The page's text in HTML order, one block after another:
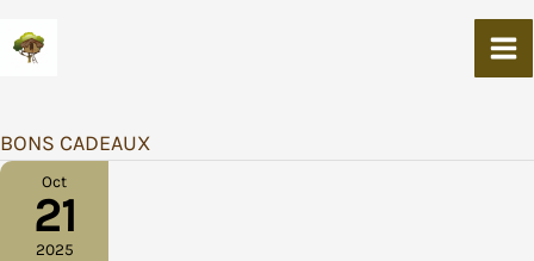
Au
BONS CADEAUX
Oct
21
2025